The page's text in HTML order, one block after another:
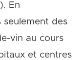
En
seulement des
vin au cours
et centres